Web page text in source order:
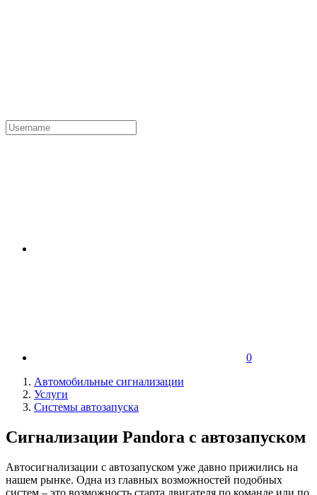
0
Автомобильные сигнализации
Услуги
Системы автозапуска
Cигнализации Pandora с автозапуском
Автосигнализации с автозапуском уже давно прижились на
нашем рынке. Одна из главных возможностей подобных
систем – это возможность старта двигателя по команде или по